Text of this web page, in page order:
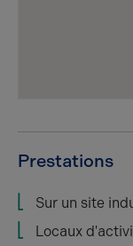
Prestations
Sur un site
Locaux